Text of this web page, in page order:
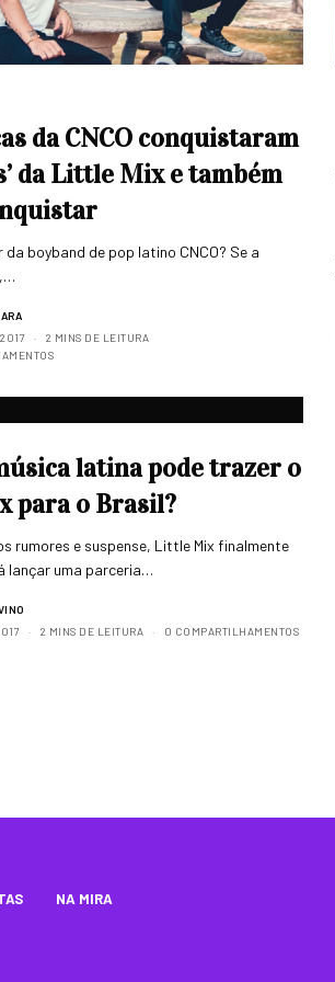
da CNCO conquistaram
da Little Mix e também
da boyband de pop latino CNCO? Se a
2 MINS DE LEITURA
latina pode trazer o
para o Brasil?
rumores e suspense, Little Mix finalmente
lançar uma parceria…
2 MINS DE LEITURA 0 COMPARTILHAMENTOS
NA MIRA